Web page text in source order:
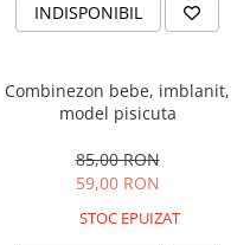
INDISPONIBIL
Combinezon bebe, imblanit,
model pisicuta
85,00 RON
59,00 RON
STOC EPUIZAT